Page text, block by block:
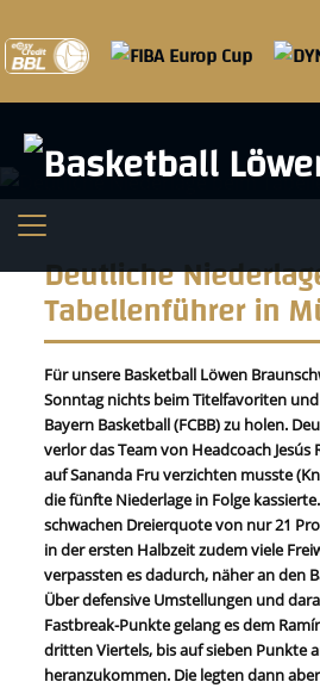
Deutliche
Tabellenführer in
Für unsere Basketball Löwen
Sonntag nichts beim Titelfavoriten
Bayern Basketball (FCBB) zu holen.
verlor das Team von Headcoach Jesús
auf Sananda Fru verzichten musste
die fünfte Niederlage in Folge
schwachen Dreierquote von nur 21
in der ersten Halbzeit zudem viele
verpassten es dadurch, näher an den
Über defensive Umstellungen und
Fastbreak-Punkte gelang es dem
dritten Viertels, bis auf sieben Punkte
heranzukommen. Die legten dann